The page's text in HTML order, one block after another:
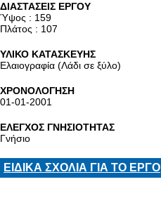
ΔΙΑΣΤΑΣΕΙΣ ΕΡΓΟΥ
Ύψος : 159
Πλάτος : 107
ΥΛΙΚΟ ΚΑΤΑΣΚΕΥΗΣ
Ελαιογραφία (Λάδι σε ξύλο)
ΧΡΟΝΟΛΟΓΗΣΗ
01-01-2001
ΕΛΕΓΧΟΣ ΓΝΗΣΙΟΤΗΤΑΣ
Γνήσιο
ΕΙΔΙΚΑ ΣΧΟΛΙΑ ΓΙΑ ΤΟ ΕΡΓΟ